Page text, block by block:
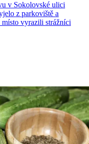
v Sokolovské ulici
z parkoviště a
vyrazili strážníci